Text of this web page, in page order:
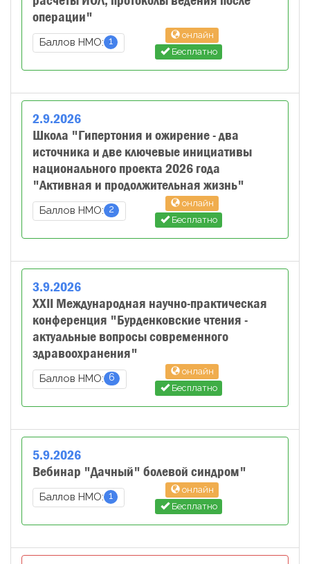
операции"
Баллов НМО: 1
онлайн
Бесплатно
2.9.2026
Школа "Гипертония и ожирение - два
источника и две ключевые инициативы
национального проекта 2026 года
"Активная и продолжительная жизнь"
Баллов НМО: 2
онлайн
Бесплатно
3.9.2026
XXII Международная научно-практическая
конференция "Бурденковские чтения -
актуальные вопросы современного
здравоохранения"
Баллов НМО: 6
онлайн
Бесплатно
5.9.2026
Вебинар "Дачный" болевой синдром"
Баллов НМО: 1
онлайн
Бесплатно